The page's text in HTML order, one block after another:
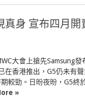
真身 宣布四月開
大會上搶先Samsung
在香港推出，G5仍未有
較勁。日昐夜昐，G5終
»